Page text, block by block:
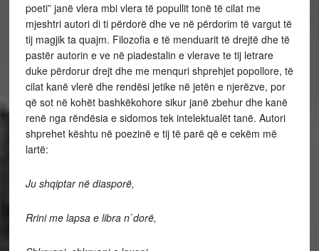
poeti” janë vlera mbi vlera të popullit tonë të cilat me
mjeshtri autori di ti përdorë dhe ve në përdorim të vargut të
tij magjik ta quajm. Filozofia e të menduarit të drejtë dhe të
pastër autorin e ve në piadestalin e vlerave te tij letrare
duke përdorur drejt dhe me menquri shprehjet popollore, të
cilat kanë vlerë dhe rendësi jetike në jetën e njerëzve, por
që sot në kohët bashkëkohore sikur janë zbehur dhe kanë
renë nga rëndësia e sidomos tek intelektualët tanë. Autori
shprehet kështu në poezinë e tij të parë që e cekëm më
lartë:
Ju shqiptar në diasporë,
Rrini me lapsa e libra n`dorë,